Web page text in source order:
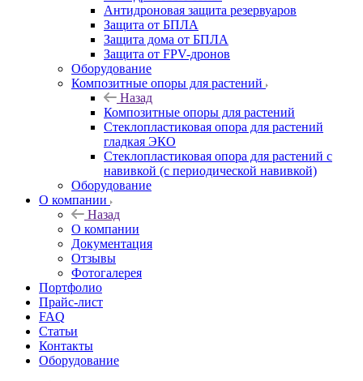
Антидроновая защита резервуаров
Защита от БПЛА
Защита дома от БПЛА
Защита от FPV-дронов
Оборудование
Композитные опоры для растений
Назад
Композитные опоры для растений
Стеклопластиковая опора для растений
гладкая ЭКО
Стеклопластиковая опора для растений с
навивкой (с периодической навивкой)
Оборудование
О компании
Назад
О компании
Документация
Отзывы
Фотогалерея
Портфолио
Прайс-лист
FAQ
Статьи
Контакты
Оборудование